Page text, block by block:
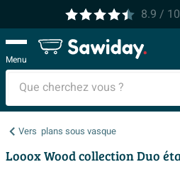
8.9 / 10
Menu
Vers plans sous vasque